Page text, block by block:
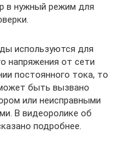
в нужный режим для
используются для
напряжения от сети
постоянного тока, то
быть вызвано
или неисправными
В видеоролике об
подробнее.